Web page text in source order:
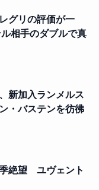
グリの評価が一
相手のダブルで真
新加入ランメルス
・バステンを彷彿
絶望 ユヴェント